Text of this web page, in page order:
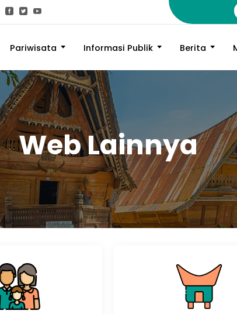
Pariwisata Informasi Publik Berita
Web Lainnya